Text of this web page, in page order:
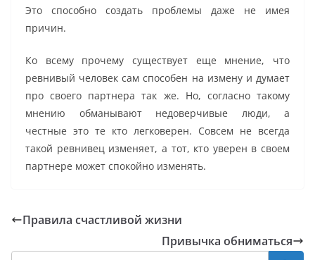
Это способно создать проблемы даже не имея
причин.
Ко всему прочему существует еще мнение, что
ревнивый человек сам способен на измену и думает
про своего партнера так же. Но, согласно такому
мнению обманывают недоверчивые люди, а
честные это те кто легковерен. Совсем не всегда
такой ревнивец изменяет, а тот, кто уверен в своем
партнере может спокойно изменять.
Правила счастливой жизни
Привычка обниматься